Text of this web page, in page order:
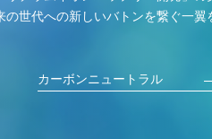
の世代への新しいバトンを繋ぐ一
カーボンニュートラル